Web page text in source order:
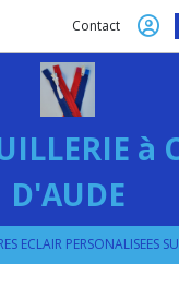
Contact
à
D'AUDE
ECLAIR PERSONALISEES